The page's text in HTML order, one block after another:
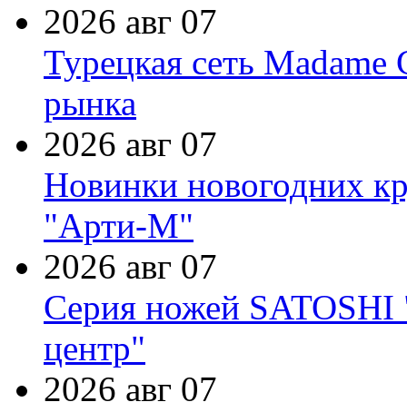
2026 авг 07
Турецкая сеть Madame
рынка
2026 авг 07
Новинки новогодних
"Арти-М"
2026 авг 07
Серия ножей
центр"
2026 авг 07